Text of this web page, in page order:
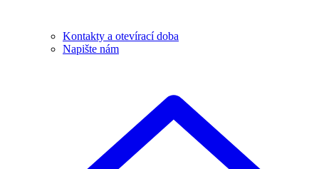
Kontakty a otevírací doba
Napište nám